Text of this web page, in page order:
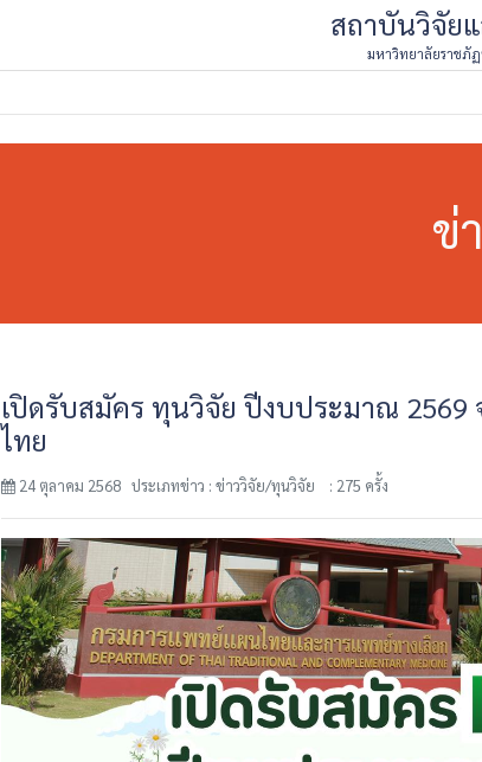
สถาบันวิจัย
มหาวิทยาลัยราชภั
ข่
เปิดรับสมัคร ทุนวิจัย ปีงบประมาณ
ไทย
24 ตุลาคม 2568 ประเภทข่าว : ข่าววิจัย/ทุนวิจัย : 275 ครั้ง